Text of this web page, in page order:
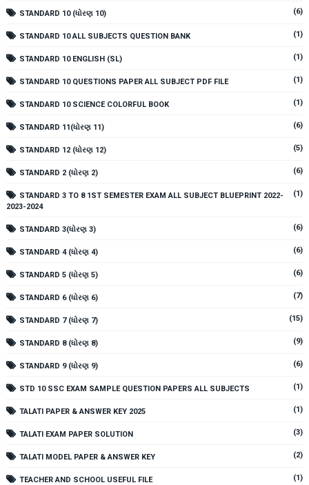
STANDARD 10 (ધોરણ 10) (6)
STANDARD 10 ALL SUBJECTS QUESTION BANK (1)
STANDARD 10 ENGLISH (SL) (1)
STANDARD 10 QUESTIONS PAPER ALL SUBJECT PDF FILE (1)
STANDARD 10 SCIENCE COLORFUL BOOK (1)
STANDARD 11(ધોરણ 11) (6)
STANDARD 12 (ધોરણ 12) (5)
STANDARD 2 (ધોરણ 2) (6)
STANDARD 3 TO 8 1ST SEMESTER EXAM ALL SUBJECT BLUEPRINT 2022-
2023-2024
(1)
STANDARD 3(ધોરણ 3) (6)
STANDARD 4 (ધોરણ 4) (6)
STANDARD 5 (ધોરણ 5) (6)
STANDARD 6 (ધોરણ 6) (7)
STANDARD 7 (ધોરણ 7) (15)
STANDARD 8 (ધોરણ 8) (9)
STANDARD 9 (ધોરણ 9) (6)
STD 10 SSC EXAM SAMPLE QUESTION PAPERS ALL SUBJECTS (1)
TALATI PAPER & ANSWER KEY 2025 (1)
TALATI EXAM PAPER SOLUTION (3)
TALATI MODEL PAPER & ANSWER KEY (2)
TEACHER AND SCHOOL USEFUL FILE (1)